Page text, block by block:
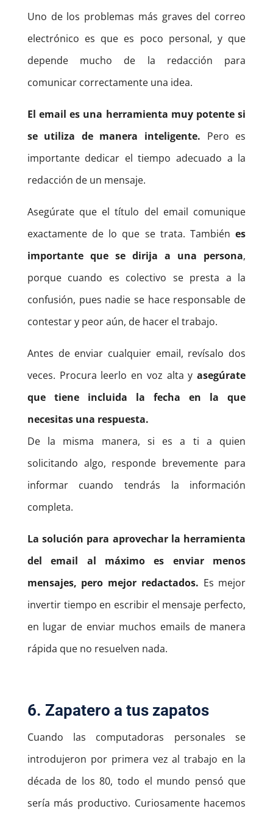
Uno de los problemas más graves del correo
electrónico es que es poco personal, y que
depende mucho de la redacción para
comunicar correctamente una idea.
El email es una herramienta muy potente si
se utiliza de manera inteligente. Pero es
importante dedicar el tiempo adecuado a la
redacción de un mensaje.
Asegúrate que el título del email comunique
exactamente de lo que se trata. Tambiénes
importante que se dirija a una persona,
porque cuando es colectivo se presta a la
confusión, pues nadie se hace responsable de
contestar y peor aún, de hacer el trabajo.
Antes de enviar cualquier email, revísalo dos
veces. Procura leerlo en voz alta y asegúrate
que tiene incluida la fecha en la que
necesitas una respuesta.
De la misma manera, si es a ti a quien
solicitando algo, responde brevemente para
informar cuando tendrás la información
completa.
La solución para aprovechar la herramienta
del email al máximo es enviar menos
mensajes, pero mejor redactados. Es mejor
invertir tiempo en escribir el mensaje perfecto,
en lugar de enviar muchos emails de manera
rápida que no resuelven nada.
6. Zapatero a tus zapatos
Cuando las computadoras personales se
introdujeron por primera vez al trabajo en la
década de los 80, todo el mundo pensó que
sería más productivo. Curiosamente hacemos